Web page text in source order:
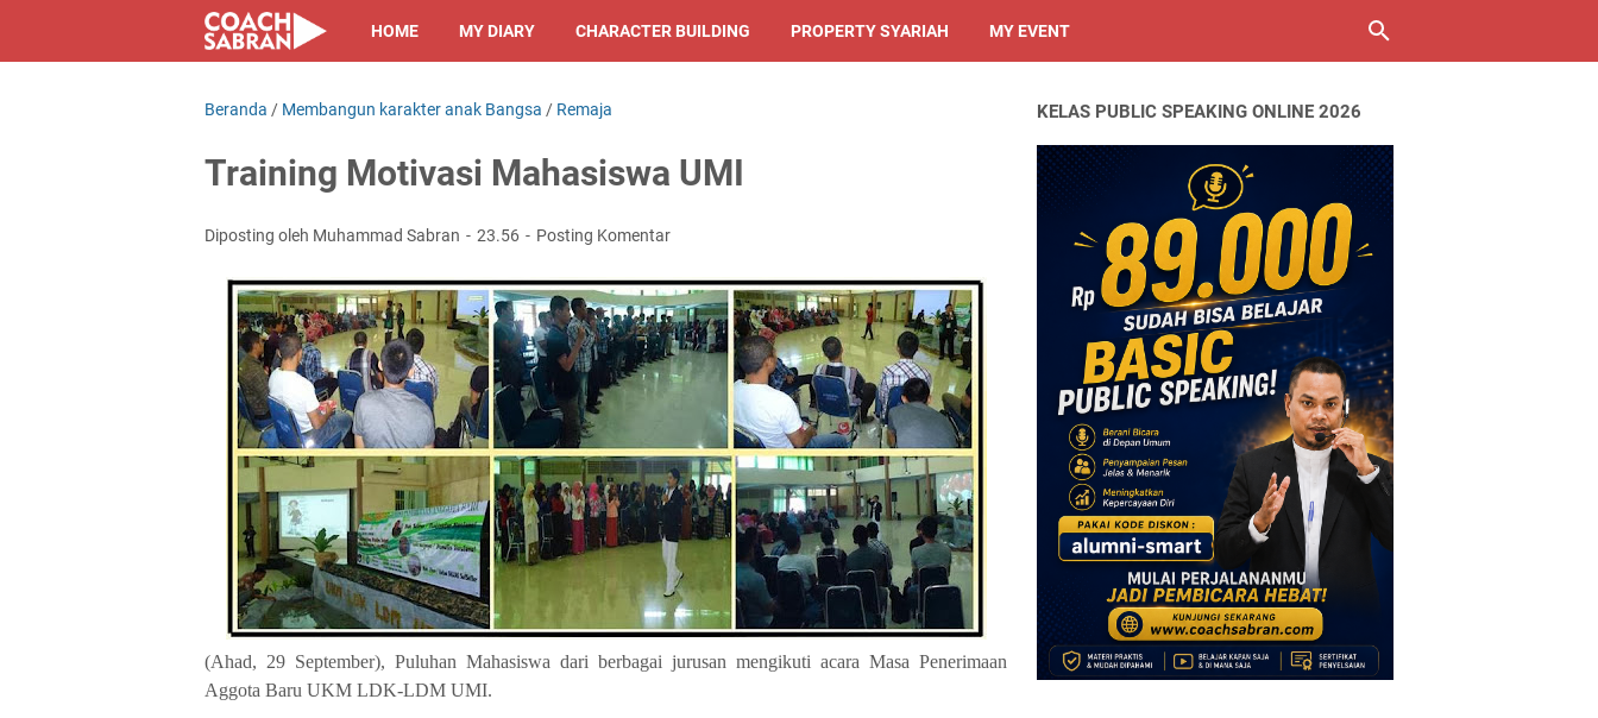
HOME MY DIARY CHARACTER BUILDING PROPERTY SYARIAH MY EVENT
Beranda / Membangun karakter anak Bangsa / Remaja
Training Motivasi Mahasiswa UMI
Diposting oleh Muhammad Sabran 23.56 Posting Komentar
(Ahad, 29 September), Puluhan Mahasiswa dari berbagai jurusan mengikuti acara Masa Penerimaan
Aggota Baru UKM LDK-LDM UMI.
KELAS PUBLIC SPEAKING ONLINE 2026